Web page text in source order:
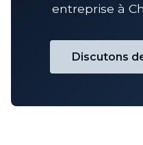
entreprise à
Discutons